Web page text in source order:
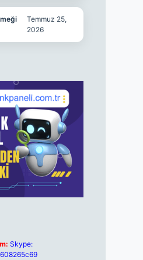
Temmuz 25,
2026
Skype: